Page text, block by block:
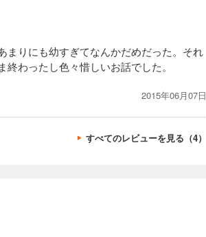
りにも幼すぎてなんかだめだった。それ
わったし色々惜しいお話でした。
2015年06月07日
すべてのレビューを見る（4）